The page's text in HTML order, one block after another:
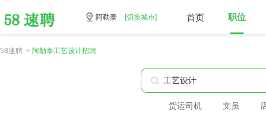
阿勒泰 [切换城市] 首页 职位
58速聘 > 阿勒泰工艺设计招聘
货运司机 文员